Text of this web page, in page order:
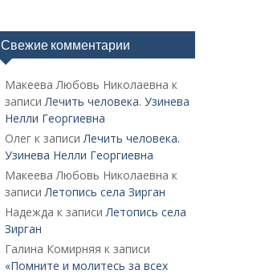
Свежие комментарии
Макеева Любовь Николаевна к
записиЛечить человека. Узинева
Нелли Георгиевна
Олегк записиЛечить человека.
Узинева Нелли Георгиевна
Макеева Любовь Николаевна к
записиЛетопись села Зирган
Надежда к записиЛетопись села
Зирган
Галина Комирняя к записи
«Помните и молитесь за всех